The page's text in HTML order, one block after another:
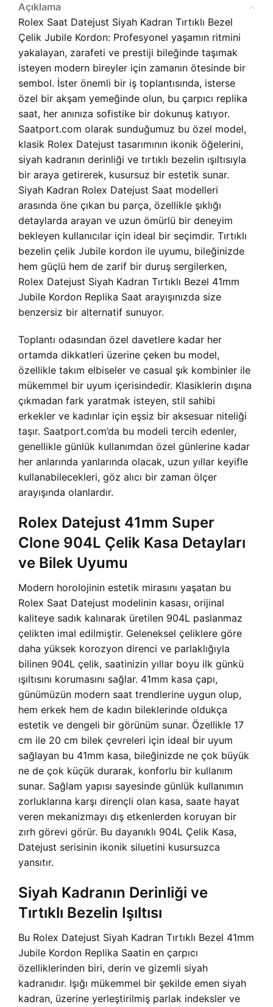
Açıklama
Rolex Saat Datejust Siyah Kadran Tırtıklı Bezel
Çelik Jubile Kordon: Profesyonel yaşamın ritmini
yakalayan, zarafeti ve prestiji bileğinde taşımak
isteyen modern bireyler için zamanın ötesinde bir
sembol. İster önemli bir iş toplantısında, isterse
özel bir akşam yemeğinde olun, bu çarpıcı replika
saat, her anınıza sofistike bir dokunuş katıyor.
Saatport.com olarak sunduğumuz bu özel model,
klasik Rolex Datejust tasarımının ikonik öğelerini,
siyah kadranın derinliği ve tırtıklı bezelin ışıltısıyla
bir araya getirerek, kusursuz bir estetik sunar.
Siyah Kadran Rolex Datejust Saat modelleri
arasında öne çıkan bu parça, özellikle şıklığı
detaylarda arayan ve uzun ömürlü bir deneyim
bekleyen kullanıcılar için ideal bir seçimdir. Tırtıklı
bezelin çelik Jubile kordon ile uyumu, bileğinizde
hem güçlü hem de zarif bir duruş sergilerken,
Rolex Datejust Siyah Kadran Tırtıklı Bezel 41mm
Jubile Kordon Replika Saat arayışınızda size
benzersiz bir alternatif sunuyor.
Toplantı odasından özel davetlere kadar her
ortamda dikkatleri üzerine çeken bu model,
özellikle takım elbiseler ve casual şık kombinler ile
mükemmel bir uyum içerisindedir. Klasiklerin dışına
çıkmadan fark yaratmak isteyen, stil sahibi
erkekler ve kadınlar için eşsiz bir aksesuar niteliği
taşır. Saatport.com’da bu modeli tercih edenler,
genellikle günlük kullanımdan özel günlerine kadar
her anlarında yanlarında olacak, uzun yıllar keyifle
kullanabilecekleri, göz alıcı bir zaman ölçer
arayışında olanlardır.
Rolex Datejust 41mm Super
Clone 904L Çelik Kasa Detayları
ve Bilek Uyumu
Modern horolojinin estetik mirasını yaşatan bu
Rolex Saat Datejust modelinin kasası, orijinal
kaliteye sadık kalınarak üretilen 904L paslanmaz
çelikten imal edilmiştir. Geleneksel çeliklere göre
daha yüksek korozyon direnci ve parlaklığıyla
bilinen 904L çelik, saatinizin yıllar boyu ilk günkü
ışıltısını korumasını sağlar. 41mm kasa çapı,
günümüzün modern saat trendlerine uygun olup,
hem erkek hem de kadın bileklerinde oldukça
estetik ve dengeli bir görünüm sunar. Özellikle 17
cm ile 20 cm bilek çevreleri için ideal bir uyum
sağlayan bu 41mm kasa, bileğinizde ne çok büyük
ne de çok küçük durarak, konforlu bir kullanım
sunar. Sağlam yapısı sayesinde günlük kullanımın
zorluklarına karşı dirençli olan kasa, saate hayat
veren mekanizmayı dış etkenlerden koruyan bir
zırh görevi görür. Bu dayanıklı 904L Çelik Kasa,
Datejust serisinin ikonik siluetini kusursuzca
yansıtır.
Siyah Kadranın Derinliği ve
Tırtıklı Bezelin Işıltısı
Bu Rolex Datejust Siyah Kadran Tırtıklı Bezel 41mm
Jubile Kordon Replika Saatin en çarpıcı
özelliklerinden biri, derin ve gizemli siyah
kadranıdır. Işığı mükemmel bir şekilde emen siyah
kadran, üzerine yerleştirilmiş parlak indeksler ve